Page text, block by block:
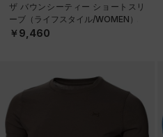
ザ バウンシーティー ショートスリ
ーブ（ライフスタイル/WOMEN）
￥9,460